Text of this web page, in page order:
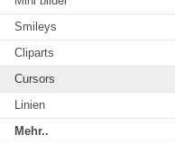
Smileys
Cliparts
Cursors
Linien
Mehr..